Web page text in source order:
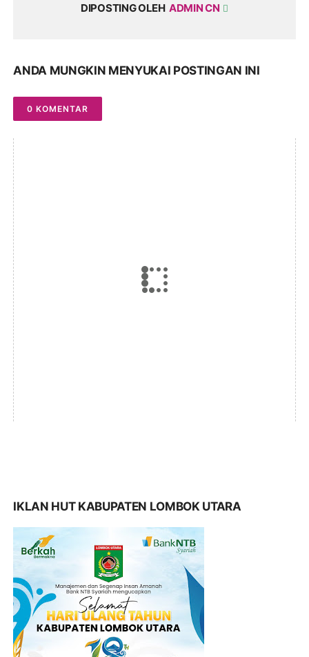
DIPOSTING OLEH ADMIN CN
ANDA MUNGKIN MENYUKAI POSTINGAN INI
0 KOMENTAR
IKLAN HUT KABUPATEN LOMBOK UTARA